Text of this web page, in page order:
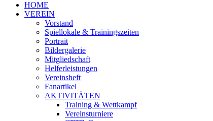
HOME
VEREIN
Vorstand
Spiellokale & Trainingszeiten
Portrait
Bildergalerie
Mitgliedschaft
Helferleistungen
Vereinsheft
Fanartikel
AKTIVITÄTEN
Training & Wettkampf
Vereinsturniere